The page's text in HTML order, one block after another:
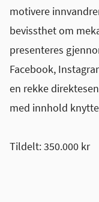
motivere
bevissthet om
presenteres
Facebook,
en rekke
med innhold
Tildelt: 350.000 kr